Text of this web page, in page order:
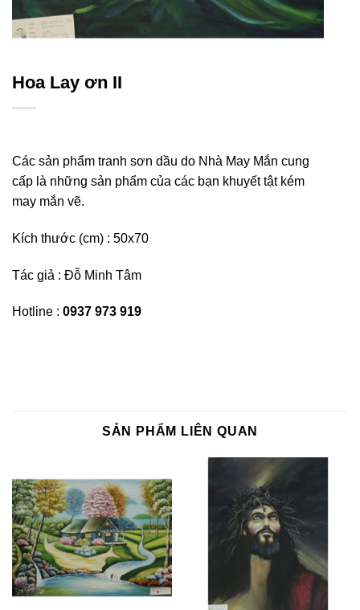
Hoa Lay ơn II
Các sản phẩm tranh sơn dầu do Nhà May Mắn cung
cấp là những sản phẩm của các bạn khuyết tật kém
may mắn vẽ.
Kích thước (cm) : 50x70
Tác giả : Đỗ Minh Tâm
Hotline : 0937 973 919
SẢN PHẨM LIÊN QUAN